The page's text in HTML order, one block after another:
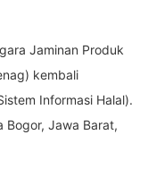
Jaminan Produk
kembali
Informasi Halal).
Bogor, Jawa Barat,